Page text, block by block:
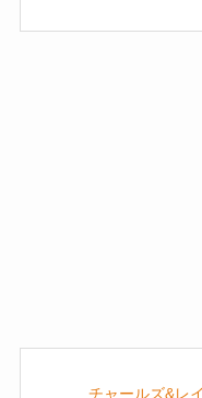
チャールズ&レ